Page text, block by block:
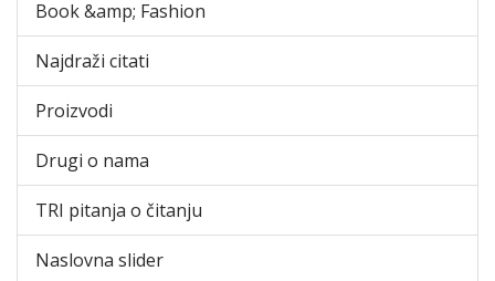
Book &amp; Fashion
Najdraži citati
Proizvodi
Drugi o nama
TRI pitanja o čitanju
Naslovna slider